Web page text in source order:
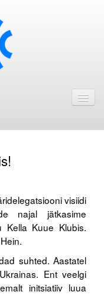
visiidi
najal jätkasime
Kella Kuue Klubis.
suhted. Aastatel
Ent veelgi
initsiatiiv luua